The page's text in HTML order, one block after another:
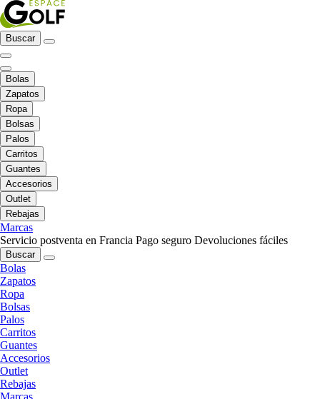
Buscar
Bolas
Zapatos
Ropa
Bolsas
Palos
Carritos
Guantes
Accesorios
Outlet
Rebajas
Marcas
Servicio postventa en Francia Pago seguro Devoluciones fáciles
Buscar
Bolas
Zapatos
Ropa
Bolsas
Palos
Carritos
Guantes
Accesorios
Outlet
Rebajas
Marcas